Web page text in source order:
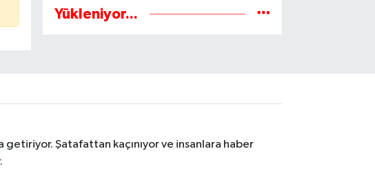
Yükleniyor...
Şatafattan kaçınıyor ve insanlara haber